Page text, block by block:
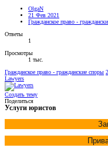
OlgaN
21 Фев 2021
Гражданское право -
Ответы
1
Просмотры
1 тыс.
Гражданское право - гражданские споры
Lawyers
Создать тему
Поделиться
Услуги юристов